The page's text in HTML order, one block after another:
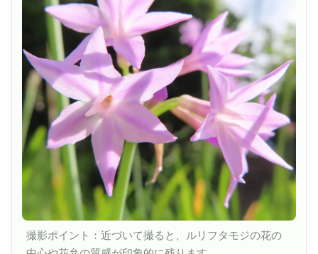
撮影ポイント：近づいて撮ると、ルリフタモジの花の